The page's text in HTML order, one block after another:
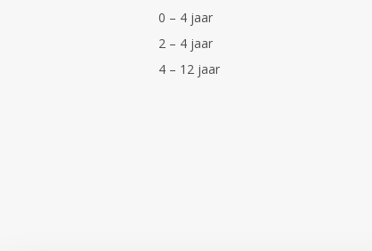
0 – 4 jaar
2 – 4 jaar
4 – 12 jaar